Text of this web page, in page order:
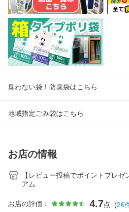
臭わない袋！防臭袋はこちら
地域指定ごみ袋はこちら
お店の情報
【レビュー投稿でポイントプレゼ
アム
お店の評価： 4.7点 (26